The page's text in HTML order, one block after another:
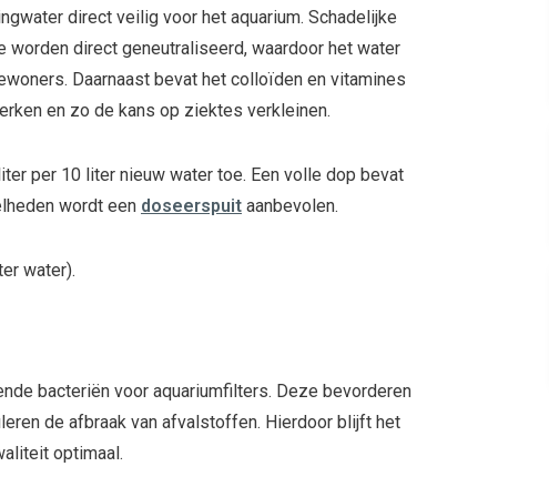
direct veilig voor het aquarium. Schadelijke
direct geneutraliseerd, waardoor het water
Daarnaast bevat het colloïden en vitamines
en zo de kans op ziektes verkleinen.
per 10 liter nieuw water toe. Een volle dop bevat
wordt een doseerspuit aanbevolen.
water).
bacteriën voor aquariumfilters. Deze bevorderen
de afbraak van afvalstoffen. Hierdoor blijft het
optimaal.